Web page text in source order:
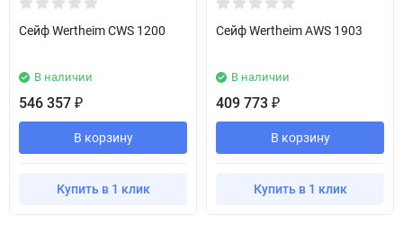
Сейф Wertheim CWS 1200
В наличии
546 357 ₽
В корзину
Купить в 1 клик
Сейф Wertheim AWS 1903
В наличии
409 773 ₽
В корзину
Купить в 1 клик